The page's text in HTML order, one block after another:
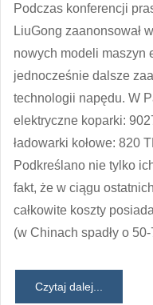
Podczas konferencji
LiuGong zaanonsował
nowych modeli maszyn
jednocześnie dalsze
technologii napędu. W
elektryczne koparki:
ładowarki kołowe: 820
Podkreślano nie tylko
fakt, że w ciągu
całkowite koszty
(w Chinach spadły o
Czytaj dalej...